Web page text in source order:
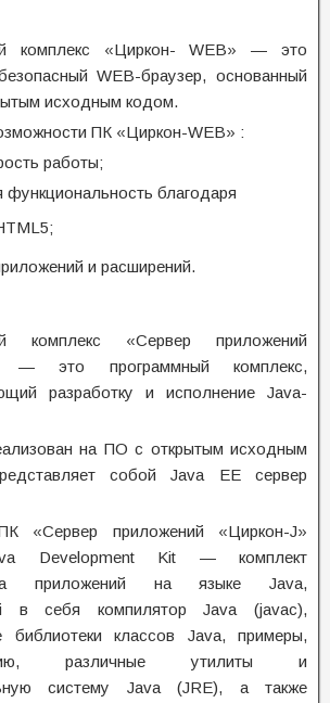
комплекс «Циркон- WEB» — это
WEB-браузер, основанный
исходным кодом.
ПК «Циркон-WEB» :
работы;
функциональность благодаря
и расширений.
комплекс «Сервер приложений
— это программный комплекс,
разработку и исполнение Java-
на ПО с открытым исходным
собой Java EE сервер
«Сервер приложений «Циркон-J»
Development Kit — комплект
приложений на языке Java,
в себя компилятор Java (javac),
библиотеки классов Java, примеры,
различные утилиты и
систему Java (JRE), а также